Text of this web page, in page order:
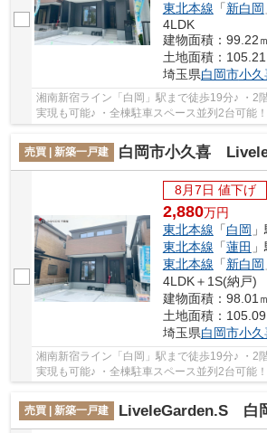
東北本線 「新白岡
4LDK
建物面積：99.22
土地面積：105.21
埼玉県白岡市小久
湘南新宿ライン「白岡」駅まで徒歩19分♪ ・2階に4部屋あり1人1部屋の
実現も可能♪ ・全棟駐車スペース並列2台可能！！ 経験豊富なキ
のあるスタッフが物件資料を現地までお届け...
売買 | 新築一戸建
白岡市小久喜 Livele Garden.S 新
8月7日 値下げ
2,880万円
東北本線 「白岡
東北本線 「蓮田
東北本線 「新白岡
4LDK＋1S(納戸)
建物面積：98.01
土地面積：105.09
埼玉県白岡市小久
湘南新宿ライン「白岡」駅まで徒歩19分♪ ・2階に4部屋あり1人1部屋の
実現も可能♪ ・全棟駐車スペース並列2台可能！！ 経験豊富なキ
売買 | 新築一戸建
LiveleGarden.S 白岡市篠津 新築